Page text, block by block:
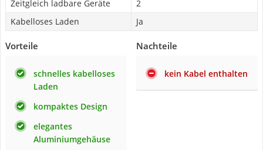
Zeitgleich ladbare Geräte
2
Kabelloses Laden
Ja
Vorteile
schnelles kabelloses
Laden
kompaktes Design
elegantes
Aluminiumgehäuse
Nachteile
kein Kabel enthalten